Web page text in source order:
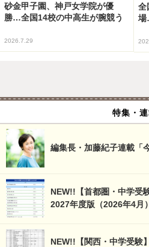
砂金甲子園、神戸女学院が優
勝…全国14校の中高生が腕競う
2026.7.29
全
場
特集・
編集長・加藤紀子連載「
NEW!!【首都圏・中学受
2027年度版（2026年4月）
NEW!!【関西・中学受験